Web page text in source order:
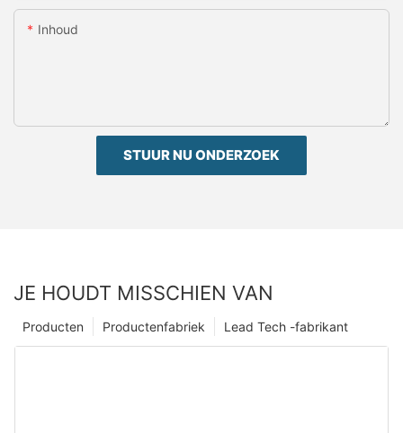
Inhoud
STUUR NU ONDERZOEK
JE HOUDT MISSCHIEN VAN
Lead Tech -fabrikant
Productenfabriek
Producten